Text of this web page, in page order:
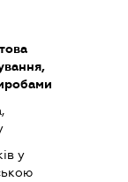
у